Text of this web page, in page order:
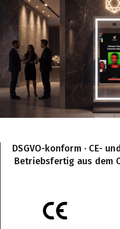
DSGVO-konform · CE-
Betriebsfertig aus dem